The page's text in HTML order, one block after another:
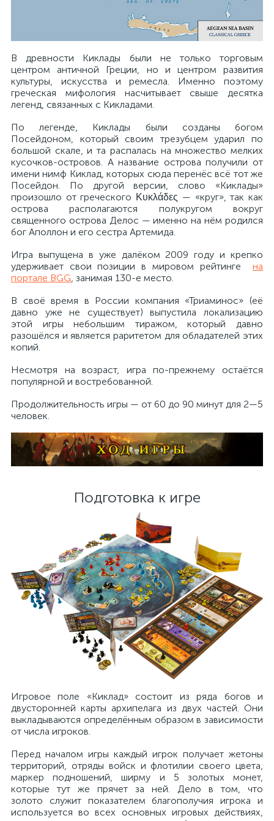
В древности Киклады были не только торговым
центром античной Греции, но и центром развития
культуры, искусства и ремесла. Именно поэтому
греческая мифология насчитывает свыше десятка
легенд, связанных с Кикладами.
По легенде, Киклады были созданы богом
Посейдоном, который своим трезубцем ударил по
большой скале, и та распалась на множество мелких
кусочков-островов. А название острова получили от
имени нимф Киклад, которых сюда перенёс всё тот же
Посейдон. По другой версии, слово «Киклады»
произошло от греческого Κυκλάδες — «круг», так как
острова располагаются полукругом вокруг
священного острова Делос — именно на нём родился
бог Аполлон и его сестра Артемида.
Игра выпущена в уже далёком 2009 году и крепко
удерживает свои позиции в мировом рейтинге на
портале BGG , занимая 130-е место.
В своё время в России компания «Триаминос» (её
давно уже не существует) выпустила локализацию
этой игры небольшим тиражом, который давно
разошёлся и является раритетом для обладателей этих
копий.
Несмотря на возраст, игра по-прежнему остаётся
популярной и востребованной.
Продолжительность игры — от 60 до 90 минут для 2—5
человек.
Подготовка к игре
Игровое поле «Киклад» состоит из ряда богов и
двусторонней карты архипелага из двух частей. Они
выкладываются определённым образом в зависимости
от числа игроков.
Перед началом игры каждый игрок получает жетоны
территорий, отряды войск и флотилии своего цвета,
маркер подношений, ширму и 5 золотых монет,
которые тут же прячет за ней. Дело в том, что
золото служит показателем благополучия игрока и
используется во всех основных игровых действиях,